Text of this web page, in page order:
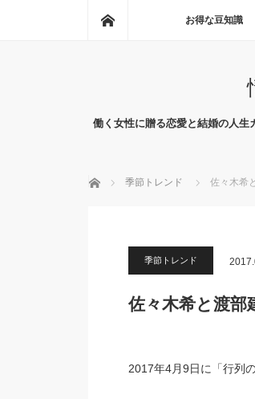
お得な豆知識
働く女性に贈る恋愛と結婚の人生
ホーム 季節トレンド 佐々木希
季節トレンド
佐々木希と渡部
2017年4月9日に「行列